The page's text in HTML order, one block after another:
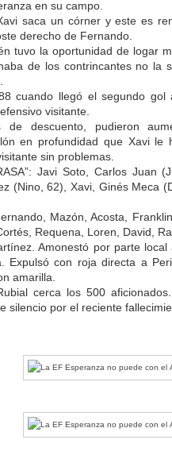
en su campo.
saca un córner y este es
derecho de Fernando.
tuvo la oportunidad de logar
de los contrincantes no la
cuando llegó el segundo gol
visitante.
descuento, pudieron
en profundidad que Xavi
sin problemas.
Javi Soto, Carlos Juan
(Nino, 62), Xavi, Ginés Meca
Mazón, Acosta,
Requena, Loren, David,
Amonestó por parte
Expulsó con roja directa a
amarilla.
cerca los 500
silencio por el reciente